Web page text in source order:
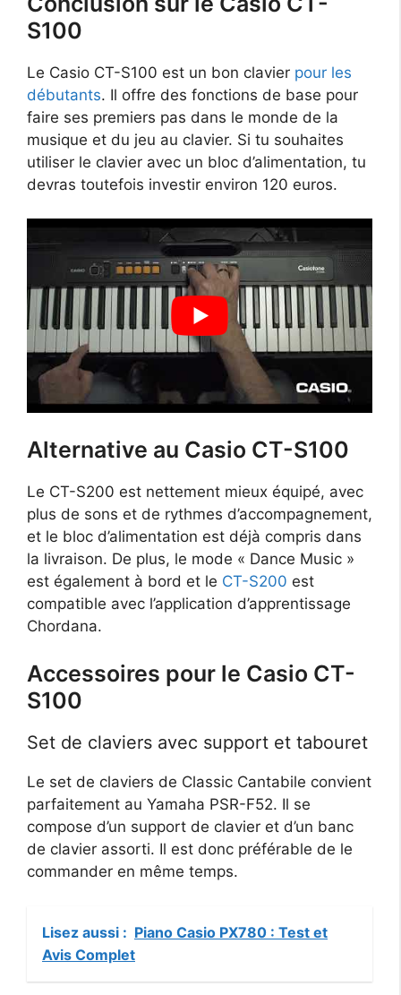
S100
Le Casio CT-S100 est un bon clavier pour les
débutants. Il offre des fonctions de base pour
faire ses premiers pas dans le monde de la
musique et du jeu au clavier. Si tu souhaites
utiliser le clavier avec un bloc d’alimentation, tu
devras toutefois investir environ 120 euros.
Alternative au Casio CT-S100
Le CT-S200 est nettement mieux équipé, avec
plus de sons et de rythmes d’accompagnement,
et le bloc d’alimentation est déjà compris dans
la livraison. De plus, le mode « Dance Music »
est également à bord et le CT-S200 est
compatible avec l’application d’apprentissage
Chordana.
Accessoires pour le Casio CT-
S100
Set de claviers avec support et tabouret
Le set de claviers de Classic Cantabile convient
parfaitement au Yamaha PSR-F52. Il se
compose d’un support de clavier et d’un banc
de clavier assorti. Il est donc préférable de le
commander en même temps.
Lisez aussi : Piano Casio PX780 : Test et
Avis Complet